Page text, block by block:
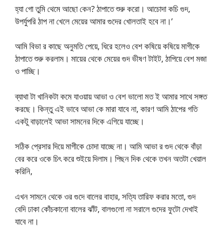
হ্যা গো তুমি থেমে আছো কেন? ঠাপাতে শুরু করো। আচোদা কচি গুদ,
উপর্যুপরি ঠাপ না খেলে মেয়ের আমার গুদের খোলতাই হবে না।’
আমি বিভা র কাছে অনুমতি পেয়ে, ধিরে হলেও বেশ কষিয়ে কষিয়ে মাগীকে
ঠাপাতে শুরু করলাম। মায়ের থেকে মেয়ের গুদ ভীষণ টাইট, ঠাপিয়ে বেশ মজা
ও পাচ্ছি।
ব্যাথা টা খানিকটা কমে যাওয়ায় আভা ও বেশ ভালো মত ই আমার সাথে সঙ্গত
করছে। কিন্তু এই ভাবে আভা কে মারা যাবে না, কারণ আমি ঠাপের গতি
একটু বাড়ালেই আভা সামনের দিকে এগিয়ে যাচ্ছে।
সঠিক প্রেসার দিয়ে মাগীকে চোদা যাচ্ছে না। আমি আভা র গুদ থেকে বাঁড়া
বের করে ওকে চিৎ করে শুইয়ে দিলাম। পিছন দিক থেকে তখন অতটা খেয়াল
করিনি,
এখন সামনে থেকে ওর গুদে বালের বাহার, সত্যি তারিফ করার মতো, গুদ
বেদি ঢাকা কোঁচকানো বালের ঝাঁট, বালগুলো না সরালে গুদের ফুটো দেখাই
যাবে না।